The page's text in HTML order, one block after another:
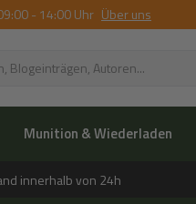
- 14:00 Uhr Über uns
Munition & Wiederladen
innerhalb von 24h